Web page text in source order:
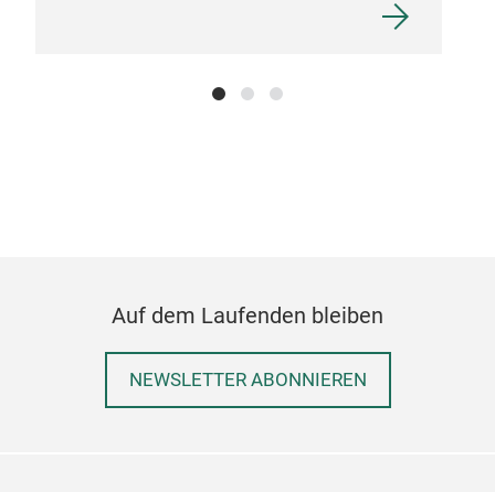
Auf dem Laufenden bleiben
NEWSLETTER ABONNIEREN